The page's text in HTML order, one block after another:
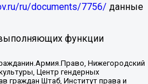
ru/documents/7756/ данные
функции
Нижегородский
Центр гендерных
граждан Штаб, Институт права и